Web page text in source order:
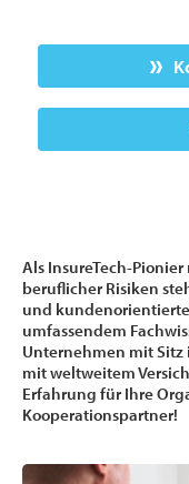
Als InsureTech-
beruflicher Risiken
und
umfassendem
Unternehmen mit Sitz
mit weltweitem
Erfahrung für Ihre
Kooperationspartner!